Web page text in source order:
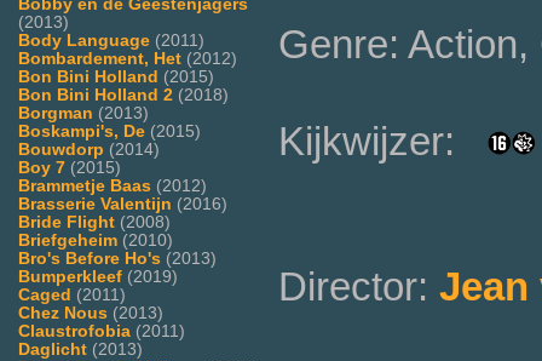
Bobby en de Geestenjagers
(2013)
Body Language (2011)
Bombardement, Het (2012)
Bon Bini Holland (2015)
Bon Bini Holland 2 (2018)
Borgman (2013)
Boskampi's, De (2015)
Bouwdorp (2014)
Boy 7 (2015)
Brammetje Baas (2012)
Brasserie Valentijn (2016)
Bride Flight (2008)
Briefgeheim (2010)
Bro's Before Ho's (2013)
Bumperkleef (2019)
Caged (2011)
Chez Nous (2013)
Claustrofobia (2011)
Daglicht (2013)
Genre:
Kijkwijzer:
Director: Jean